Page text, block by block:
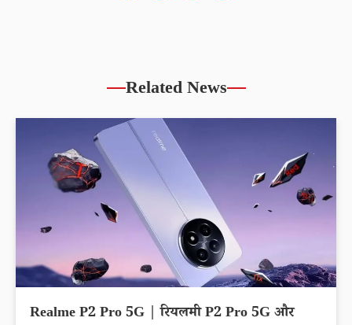
Related News
Realme P2 Pro 5G | रियलमी P2 Pro 5G और